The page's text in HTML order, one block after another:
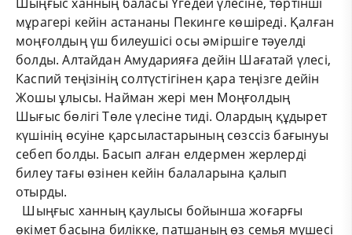
мұрагері кейін астананы Пекинге көшіреді. Қалған
моңғолдың үш билеушісі осы әміршіге тәуелді
болды. Алтайдан Амударияға дейін Шағатай үлесі,
Каспий теңізінің солтүстігінен қара теңізге дейін
Жошы ұлысы. Найман жері мен Моңғолдың
Шығыс бөлігі Төле үлесіне тиді. Олардың құдырет
күшінің өсуіне қарсыластарының сөзссіз бағынуы
себеп болды. Басып алған елдермен жерлерді
билеу тағы өзінен кейін балаларына қалып
отырды.
Шыңғыс ханның қаулысы бойынша жоғарғы
өкімет басына билікке, патшаның өз семья мүшесі